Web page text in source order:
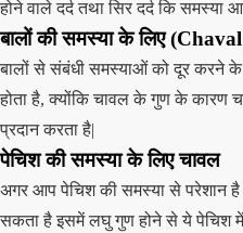
होने वाले दर्द तथा सिर दर्द कि समस्या
बालों की समस्या के लिए
बालों से संबंधी समस्याओं को दूर करने के
होता है, क्योंकि चावल के गुण के कारण
प्रदान करता है|
पेचिश की समस्या के लिएचावल
अगर आप पेचिश की समस्या से परेशान
सकता है इसमें लघु गुण होने से ये पेचिश